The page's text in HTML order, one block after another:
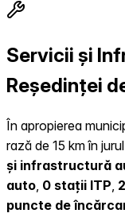
Servicii și
Reședinței
În apropierea
rază de 15 km în
și infrastructură
auto, 0 stații ITP,
puncte de